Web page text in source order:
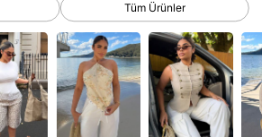
Tüm Ürünler